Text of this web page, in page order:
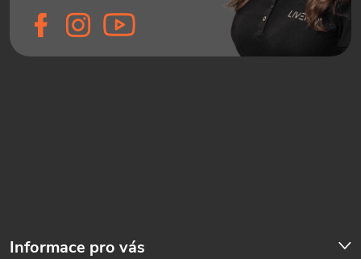
Informace pro vás